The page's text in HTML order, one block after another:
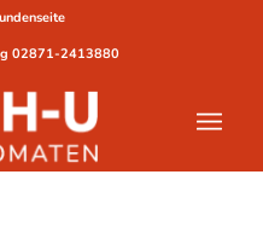
02871-2413880